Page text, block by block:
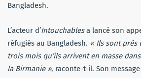
Bangladesh.
L’acteur d’Intouchablesa lancé son
réfugiés au Bangladesh. « Ils sont près
trois mois qu’ils arrivent en masse
la Birmanie », raconte-t-il. Son